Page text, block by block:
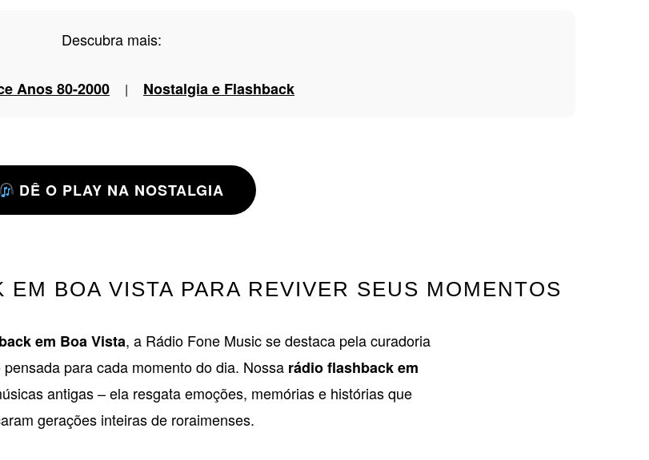
Descubra mais:
Anos 80-2000 | Nostalgia e Flashback
DÊ O PLAY NA NOSTALGIA
BOA VISTA PARA REVIVER SEUS MOMENTOS
em Boa Vista, a Rádio Fone Music se destaca pela curadoria
para cada momento do dia. Nossa rádio flashback em
antigas – ela resgata emoções, memórias e histórias que
gerações inteiras de roraimenses.